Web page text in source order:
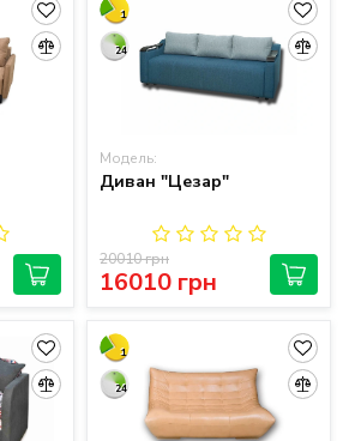
1
24
Модель:
Диван "Цезар"
16010 грн
20010 грн
1
24